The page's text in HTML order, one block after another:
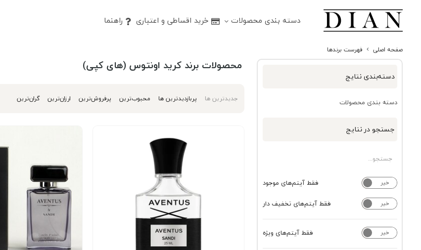
دسته بندی محصولات خرید اقساطی و اعتباری راهنما
صفحه اصلی فهرست برندها
دسته‌بندی نتایج
دسته بندی محصولات
جستجو در نتایج
خیر فقط آیتم‌های موجود
خیر فقط آیتم‌های تخفیف دار
خیر فقط آیتم‌های ویژه
محصولات برند کرید اونتوس (های کپی)
جدیدترین ها پربازدیدترین ها محبوب‌‌ترین پرفروش‌ترین ارزان‌ترین گران‌ترین